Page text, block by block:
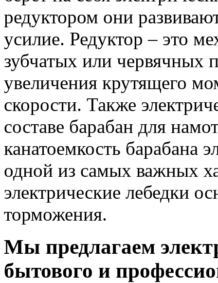
редуктором они
усилие. Редуктор – это
зубчатых или червячных
увеличения крутящего
скорости. Также
составе барабан для
канатоемкость барабана
одной из самых важных
электрические лебедки
торможения.
Мы предлагаем
бытового и